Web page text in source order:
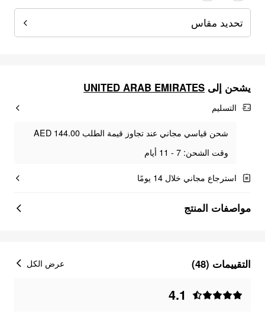
تحديد مقاس
يشحن إلى UNITED ARAB EMIRATES
التسليم
شحن قياسي مجاني عند تجاوز قيمة الطلب AED 144.00
وقت الشحن: 7 - 11 أيام
استرجاع مجاني خلال 14 يومًا
مواصفات المنتج
التقييمات (48)
4.1
عرض الكل